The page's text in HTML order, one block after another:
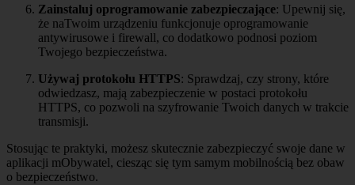
Zainstaluj oprogramowanie zabezpieczające: Upewnij się,
że naTwoim urządzeniu funkcjonuje oprogramowanie
antywirusowe i firewall, co dodatkowo podnosi poziom
Twojego bezpieczeństwa.
Używaj protokołu HTTPS: Sprawdzaj, czy strony, które
odwiedzasz, mają zabezpieczenie w postaci protokołu
HTTPS, co pozwoli na szyfrowanie Twoich danych w trakcie
transmisji.
Stosując te praktyki, możesz skutecznie zabezpieczyć swoje dane w
aplikacji mObywatel, ciesząc się tym samym mobilnością bez obaw
o bezpieczeństwo.